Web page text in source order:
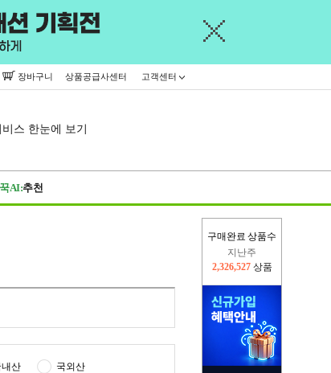
장바구니 상품공급사센터 고객센터
스 한눈에 보기
꾹AI:추천
구매완료 상품수
지난주
2,326,527 상품
내산 국외산